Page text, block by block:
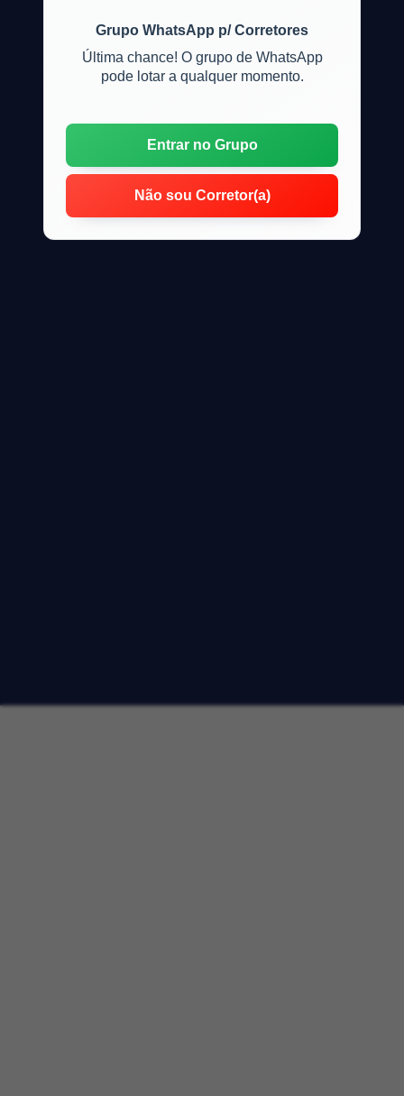
Grupo WhatsApp p/ Corretores
Última chance! O grupo de WhatsApp
pode lotar a qualquer momento.
Entrar no Grupo
Não sou Corretor(a)